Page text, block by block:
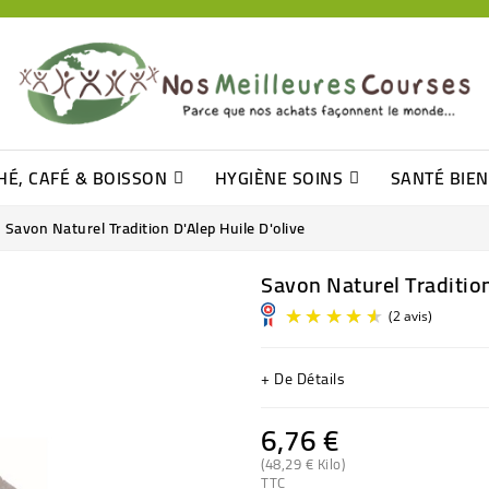
CAFÉ & BOISSON HYGIÈNE SOINS SANTÉ
Savon Naturel Tradition D'Alep Huile D'olive
Savon Naturel
+ De Détails
6,76 €
(48,29 € Kilo)
TTC